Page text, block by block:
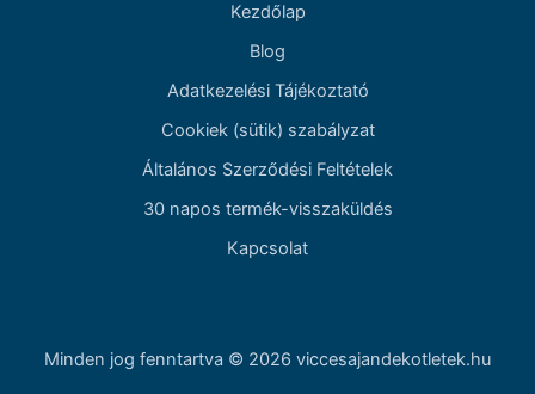
Kezdőlap
Blog
Adatkezelési Tájékoztató
Cookiek (sütik) szabályzat
Általános Szerződési Feltételek
30 napos termék-visszaküldés
Kapcsolat
Minden jog fenntartva © 2026 viccesajandekotletek.hu